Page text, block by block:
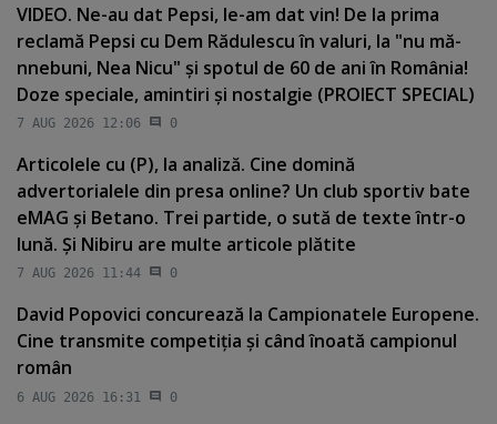
VIDEO. Ne-au dat Pepsi, le-am dat vin! De la prima
reclamă Pepsi cu Dem Rădulescu în valuri, la "nu mă-
nnebuni, Nea Nicu" şi spotul de 60 de ani în România!
Doze speciale, amintiri şi nostalgie (PROIECT SPECIAL)
7 AUG 2026 12:06 0
Articolele cu (P), la analiză. Cine domină
advertorialele din presa online? Un club sportiv bate
eMAG şi Betano. Trei partide, o sută de texte într-o
lună. Şi Nibiru are multe articole plătite
7 AUG 2026 11:44 0
David Popovici concurează la Campionatele Europene.
Cine transmite competiţia şi când înoată campionul
român
6 AUG 2026 16:31 0